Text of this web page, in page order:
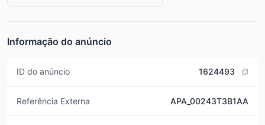
Informação do anúncio
ID do anúncio 1624493
Referência Externa APA_00243T3B1AA